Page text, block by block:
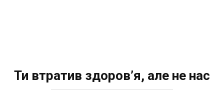
Ти втратив здоров’я, але не нас